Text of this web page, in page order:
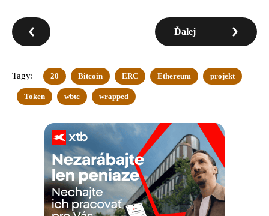
Ďalej
Tagy: 20 Bitcoin ERC Ethereum projekt
Token wbtc wrapped